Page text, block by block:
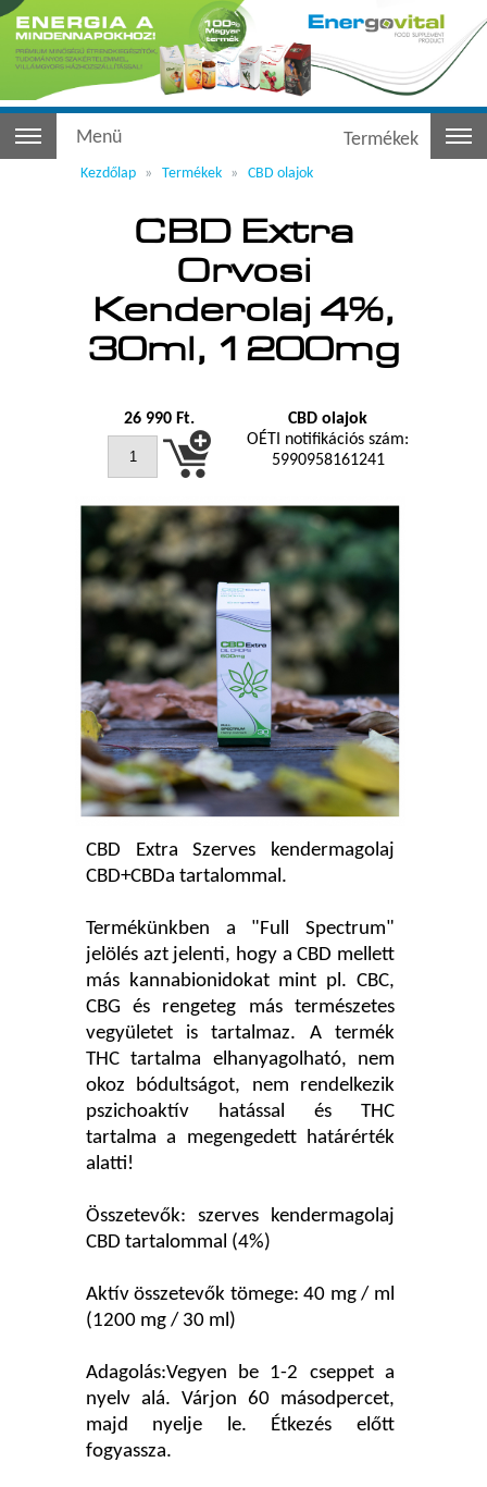
Termékek
Menü
Kezdőlap Termékek CBD olajok
CBD Extra
Orvosi
Kenderolaj 4%,
30ml, 1200mg
26 990 Ft.
CBD olajok
OÉTI notifikációs szám:
5990958161241
CBD Extra Szerves kendermagolaj
CBD+CBDa tartalommal.
Termékünkben a "Full Spectrum"
jelölés azt jelenti, hogy a CBD mellett
más kannabionidokat mint pl. CBC,
CBG és rengeteg más természetes
vegyületet is tartalmaz. A termék
THC tartalma elhanyagolható, nem
okoz bódultságot, nem rendelkezik
pszichoaktív hatással és THC
tartalma a megengedett határérték
alatti!
Összetevők: szerves kendermagolaj
CBD tartalommal (4%)
Aktív összetevők tömege: 40 mg / ml
(1200 mg / 30 ml)
Adagolás:Vegyen be 1-2 cseppet a
nyelv alá. Várjon 60 másodpercet,
majd nyelje le. Étkezés előtt
fogyassza.